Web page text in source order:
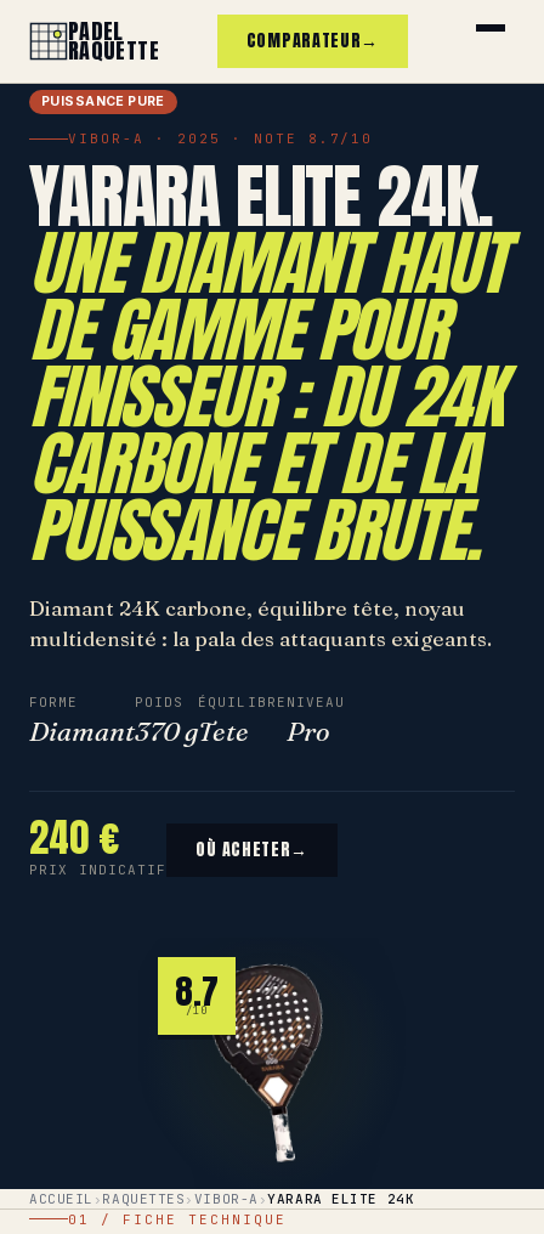
PADEL
RAQUETTE COMPARATEUR→
PUISSANCE PURE
VIBOR-A · 2025 · NOTE 8.7/10
YARARA ELITE 24K.
UNE DIAMANT HAUT
DE GAMME POUR
FINISSEUR : DU 24K
CARBONE ET DE LA
PUISSANCE BRUTE.
Diamant 24K carbone, équilibre tête, noyau
multidensité : la pala des attaquants exigeants.
FORME
Diamant
POIDS
370 g
ÉQUILIBRE
Tete
NIVEAU
Pro
240 €
PRIX INDICATIF
OÙ ACHETER→
8.7
/10
ACCUEIL › RAQUETTES › VIBOR-A ›YARARA ELITE 24K
01 / FICHE TECHNIQUE